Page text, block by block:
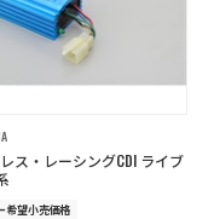
ス・レーシングCDI ライブ
希望小売価格